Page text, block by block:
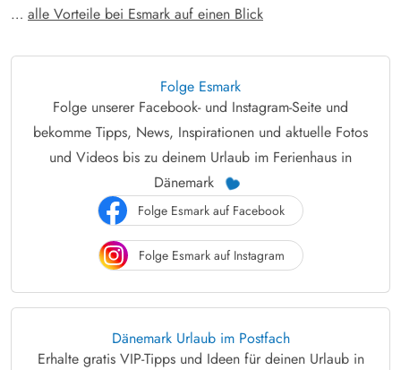
… alle Vorteile bei Esmark auf einen Blick
Folge Esmark
Folge unserer Facebook- und Instagram-Seite und
bekomme Tipps, News, Inspirationen und aktuelle Fotos
und Videos bis zu deinem Urlaub im Ferienhaus in
Dänemark
Folge Esmark auf Facebook
Folge Esmark auf Instagram
Dänemark Urlaub im Postfach
Erhalte gratis VIP-Tipps und Ideen für deinen Urlaub in